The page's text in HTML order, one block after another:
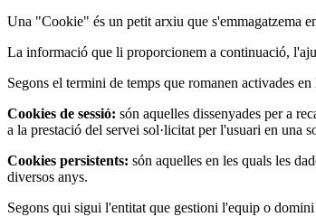
Una "Cookie" és un petit arxiu que s'emmagatzema
La informació que li proporcionem a continuació,
Segons el termini de temps que romanen activades
Cookies de sessió: són aquelles dissenyades per a
a la prestació del servei sol·licitat per l'usuari en una
Cookies persistents: són aquelles en les quals les
diversos anys.
Segons qui sigui l'entitat que gestioni l'equip o